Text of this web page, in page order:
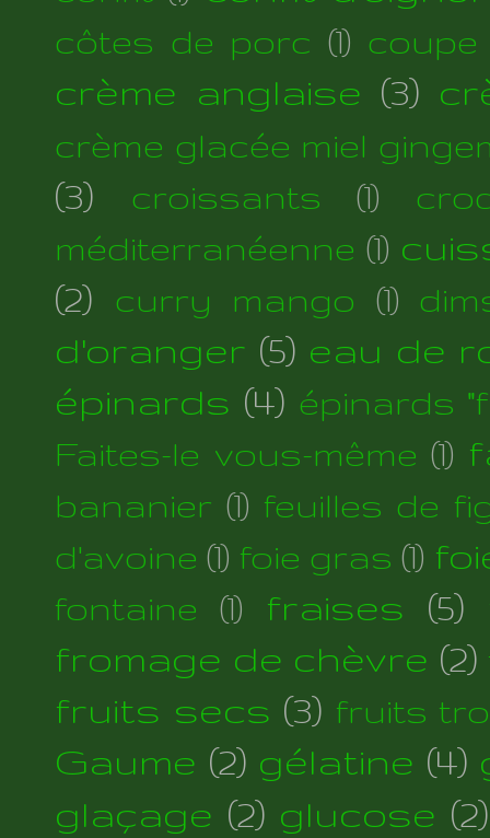
côtes de porc (1) coupe
crème anglaise (3)
crème glacée miel
(3) croissants (1)
méditerranéenne (1)
(2)
curry mango (1)
d'oranger (5) eau de
épinards (4) épinards
Faites-le vous-même (1)
bananier (1) feuilles de
d'avoine (1) foie gras (1)
fontaine (1) fraises (5)
fromage de chèvre (2)
fruits secs (3) fruits
Gaume (2) gélatine (4)
glaçage (2) glucose (2)